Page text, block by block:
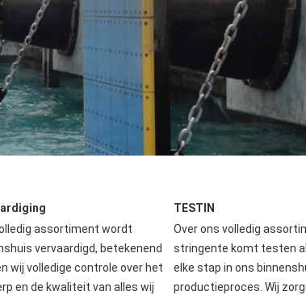
assortiment wordt
vervaardigd, betekenend
wij volledige controle over het
en de kwaliteit van alles wij
TESTIN
Over ons volledig
stringente komt testen
elke stap in ons
productieproces. Wij